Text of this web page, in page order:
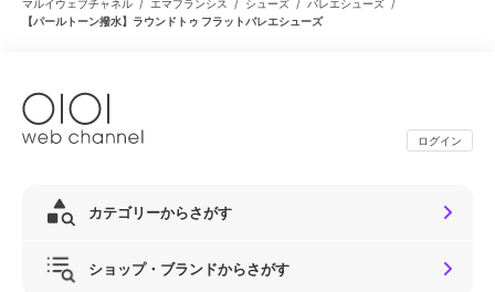
マルイウェブチャネル エマフランシス シューズ バレエシューズ
【パールトーン撥水】ラウンドトゥ フラットバレエシューズ
ログイン
カテゴリーからさがす
ショップ・ブランドからさがす